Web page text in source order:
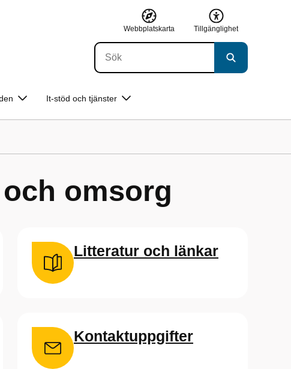
Webbplatskarta Tillgänglighet
It-stöd och tjänster
omsorg
Litteratur och länkar
Kontaktuppgifter